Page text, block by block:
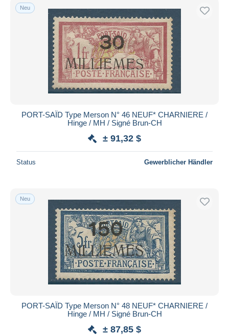
Kostenloser Versand
Zahlungsmethoden
PayPal
Banküberweisung
Visa
Mastercard
Bancontact
iDeal
Maestro
Gesamte Auswahl aufheben
Wohnsitz des Verkäufers
Übernehmen
Neu
PORT-SAÏD Type Merson N° 46 NEUF* CHARNIERE /
Hinge / MH / Signé Brun-CH
± 91,32 $
Status Gewerblicher Händler
Neu
PORT-SAÏD Type Merson N° 48 NEUF* CHARNIERE /
Hinge / MH / Signé Brun-CH
± 87,85 $